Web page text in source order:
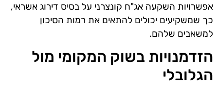
אפשרויות השקעה אג"ח קונצרני על בסיס דירוג אשראי,
כך שמשקיעים יכולים להתאים את רמות הסיכון
למשאבים שלהם.
הזדמנויות בשוק המקומי מול
הגלובלי